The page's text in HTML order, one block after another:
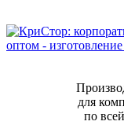
для
по